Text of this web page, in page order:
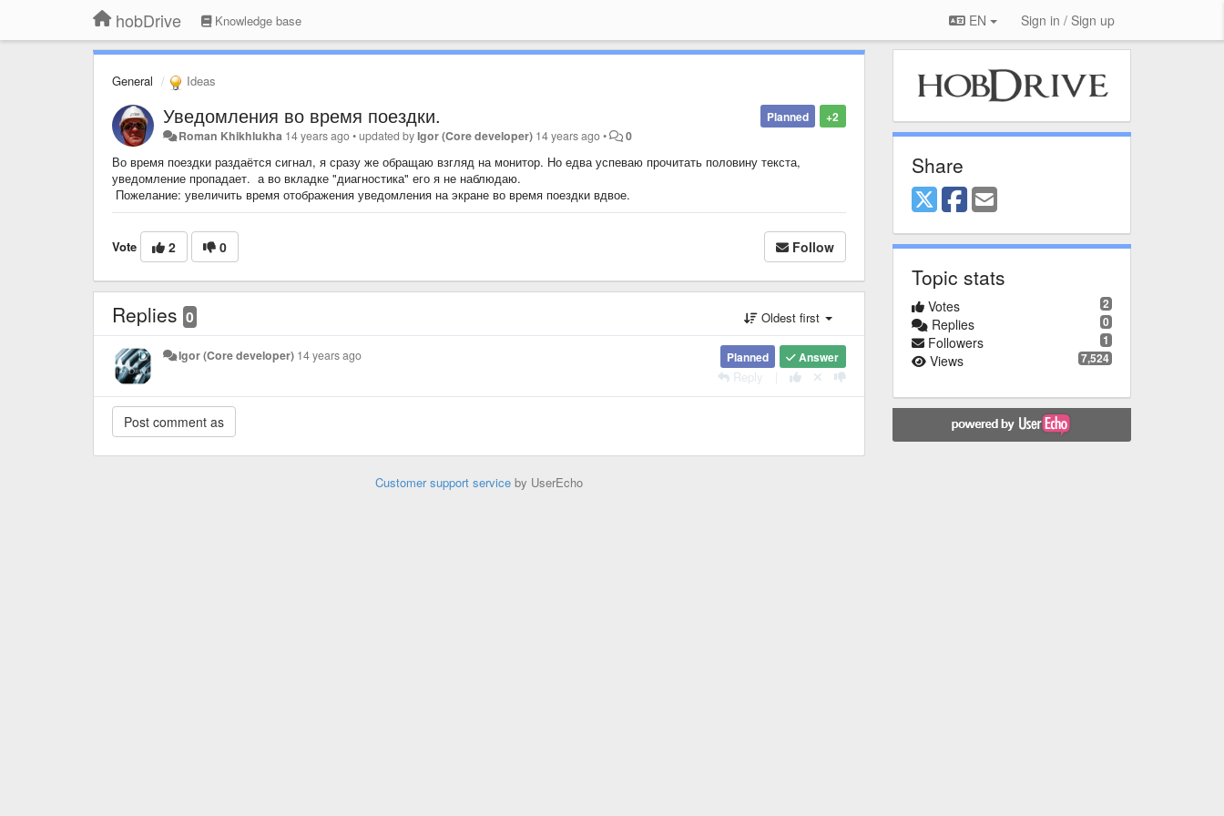
hobDrive Knowledge base EN Sign in / Sign up
General Ideas
+2
Planned
Уведомления во время поездки.
Roman Khikhlukha 14 years ago•updated byIgor (Core developer) 14 years ago• 0
Во время поездки раздаётся сигнал, я сразу же обращаю взгляд на монитор. Но едва успеваю прочитать половину текста,
уведомление пропадает. а во вкладке "диагностика" его я не наблюдаю.
Пожелание: увеличить время отображения уведомления на экране во время поездки вдвое.
Vote 2 0 Follow
Replies 0 Oldest first
Answer
Planned
Igor (Core developer) 14 years ago
Reply
Customer support serviceby UserEcho
Share
Topic stats
2
Votes
0
Replies
1
Followers
7,524
Views